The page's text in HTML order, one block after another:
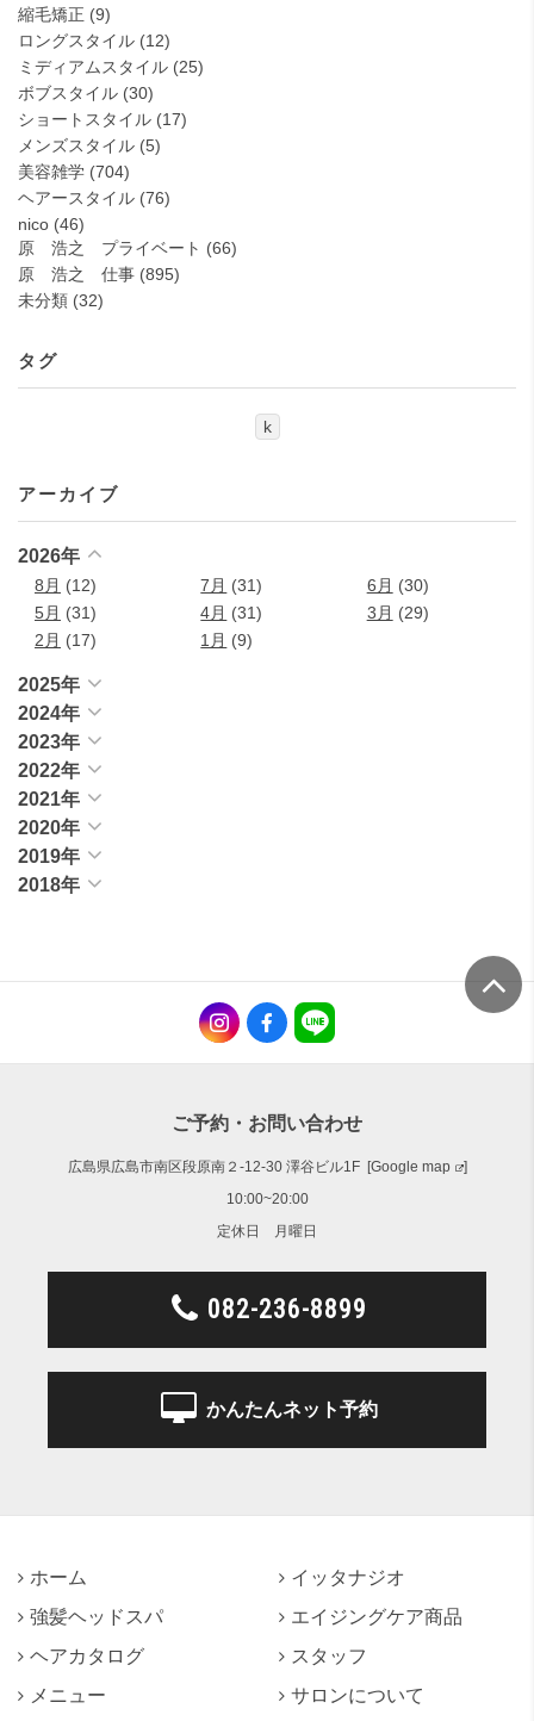
縮毛矯正 (9)
ロングスタイル (12)
ミディアムスタイル (25)
ボブスタイル (30)
ショートスタイル (17)
メンズスタイル (5)
美容雑学 (704)
ヘアースタイル (76)
nico (46)
原 浩之 プライベート (66)
原 浩之 仕事 (895)
未分類 (32)
タグ
k
アーカイブ
2026年
8月 (12) 7月 (31) 6月 (30)
5月 (31) 4月 (31) 3月 (29)
2月 (17) 1月 (9)
2025年
2024年
2023年
2022年
2021年
2020年
2019年
2018年
ご予約・お問い合わせ
広島県広島市南区段原南２-12-30 澤谷ビル1F [Google map
]
10:00~20:00
定休日 月曜日
082-236-8899
かんたんネット予約
ホーム
イッタナジオ
強髪ヘッドスパ
エイジングケア商品
ヘアカタログ
スタッフ
メニュー
サロンについて